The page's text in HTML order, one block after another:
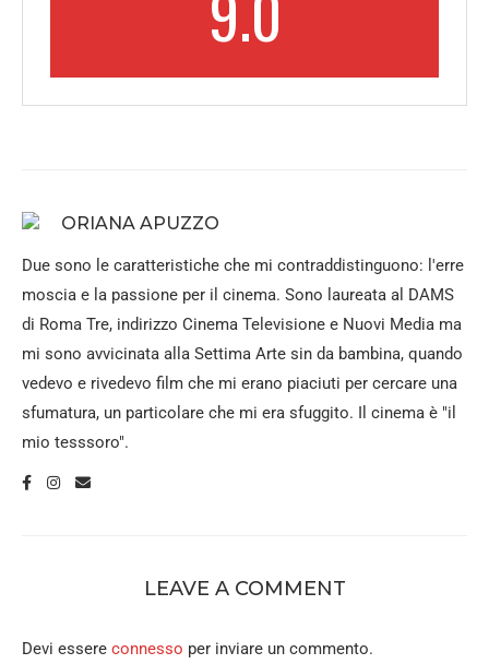
ORIANA APUZZO
Due sono le caratteristiche che mi contraddistinguono: l'erre
moscia e la passione per il cinema. Sono laureata al DAMS
di Roma Tre, indirizzo Cinema Televisione e Nuovi Media ma
mi sono avvicinata alla Settima Arte sin da bambina, quando
vedevo e rivedevo film che mi erano piaciuti per cercare una
sfumatura, un particolare che mi era sfuggito. Il cinema è "il
mio tesssoro".
LEAVE A COMMENT
Devi essere connesso per inviare un commento.